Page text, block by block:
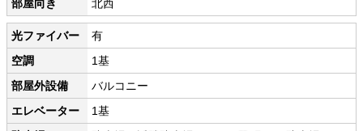
部屋向き
北西
光ファイバー
有
空調
1基
部屋外設備
バルコニー
エレベーター
1基